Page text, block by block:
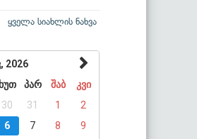
ყველა სიახლის ნახვა
2026
ხუთ პარ შაბ
კვი
30 31 1
2
6 7 8
9